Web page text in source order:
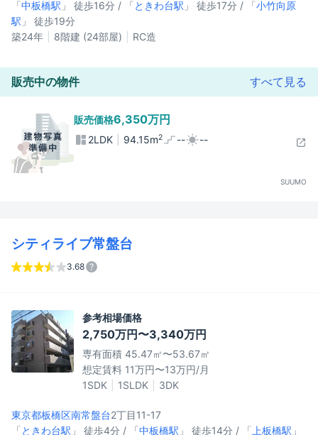
「中板橋駅 」 徒歩16分 / 「ときわ台駅 」 徒歩17分 / 「小竹向原
駅 」 徒歩19分
築24年
8階建 (24部屋) RC造
販売中の物件 すべて見る
販売価格6,350万円
2LDK 94.15m2 -- --
SUUMO
シティライブ常盤台
3.68
参考相場価格
2,750万円〜3,340万円
専有面積 45.47㎡〜53.67㎡
想定賃料 11万円〜13万円/月
1SDK
1SLDK 3DK
東京都板橋区南常盤台2丁目11-17
「ときわ台駅 」 徒歩4分 / 「中板橋駅 」 徒歩14分 / 「 上板橋駅 」